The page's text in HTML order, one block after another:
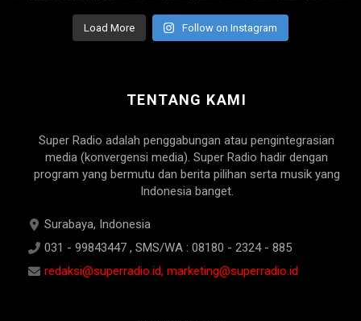
Load More Follow on Instagram
TENTANG KAMI
Super Radio adalah penggabungan atau pengintegrasian
media (konvergensi media). Super Radio hadir dengan
program yang bermutu dan berita pilihan serta musik yang
Indonesia banget.
Surabaya, Indonesia
031 - 99843447 , SMS/WA : 08180 - 2324 - 885
redaksi@superradio.id, marketing@superradio.id